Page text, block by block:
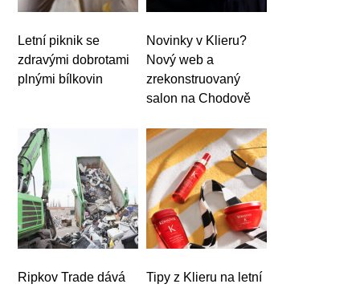
Letní piknik se
zdravými dobrotami
plnými bílkovin
Novinky v Klieru?
Nový web a
zrekonstruovaný
salon na Chodově
Ripkov Trade dává
Tipy z Klieru na letní